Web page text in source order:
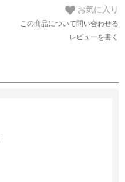
お気に入り
この商品について問い合わせる
レビューを書く